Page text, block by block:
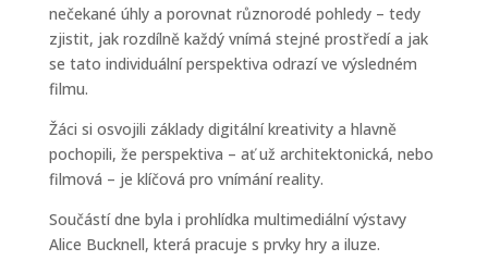
nečekané úhly a porovnat různorodé pohledy – tedy
zjistit, jak rozdílně každý vnímá stejné prostředí a jak
se tato individuální perspektiva odrazí ve výsledném
filmu.
Žáci si osvojili základy digitální kreativity a hlavně
pochopili, že perspektiva – ať už architektonická, nebo
filmová – je klíčová pro vnímání reality.
Součástí dne byla i prohlídka multimediální výstavy
Alice Bucknell, která pracuje s prvky hry a iluze.